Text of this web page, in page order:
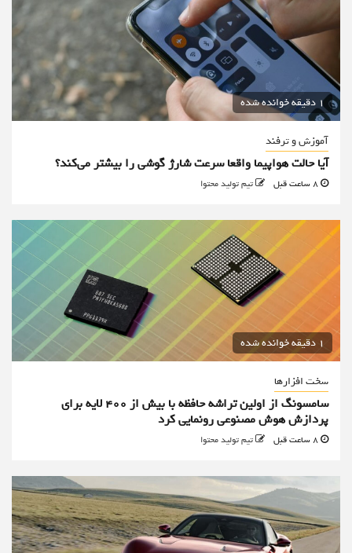
1 دقیقه خوانده شده
آموزش و ترفند
آیا حالت هواپیما واقعا سرعت شارژ گوشی را بیشتر می‌کند؟
تیم تولید محتوا
1 دقیقه خوانده شده
سخت افزارها
سامسونگ از اولین تراشه حافظه با بیش از ۴۰۰ لایه برای
پردازش هوش مصنوعی رونمایی کرد
تیم تولید محتوا